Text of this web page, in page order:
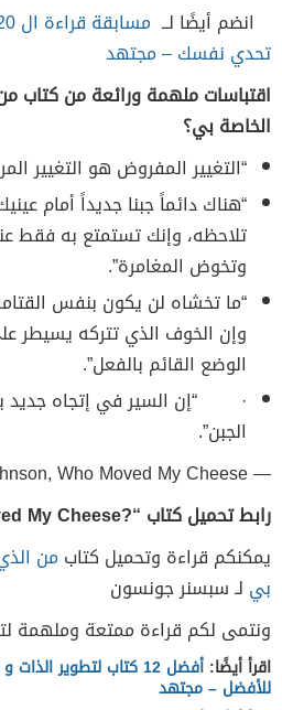
انضم أيضًا لــ
تحدي نفسك – مجتهد
اقتباسات ملهمة ورائعة من كتاب
الخاصة بي؟
“التغيير المفروض هو التغيير
“هناك دائماً جبنا جديداً أمام
تلاحظه، وإنك تستمتع به فقط
وتخوض المغامرة”.
“ما تخشاه لن يكون بنفس
وإن الخوف الذي تتركه يسيطر
الوضع القائم بالفعل”.
· “إن السير في إتجاه جديد
الجبن”.
― Spencer Johnson, Who Moved My Cheese?
رابط تحميل كتاب “?My Cheese
يمكنكم قراءة وتحميل كتابمن
بي لـ سبسنر جونسون
ونتمى لكم قراءة ممتعة وملهمة
اقرأ أيضًا: أفضل 12 كتاب لتطوير
للأفضل – مجتهد